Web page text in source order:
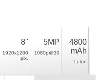
8"
1920x1200
pix.
5MP
1080p@30
4800
mAh
Li-Ion